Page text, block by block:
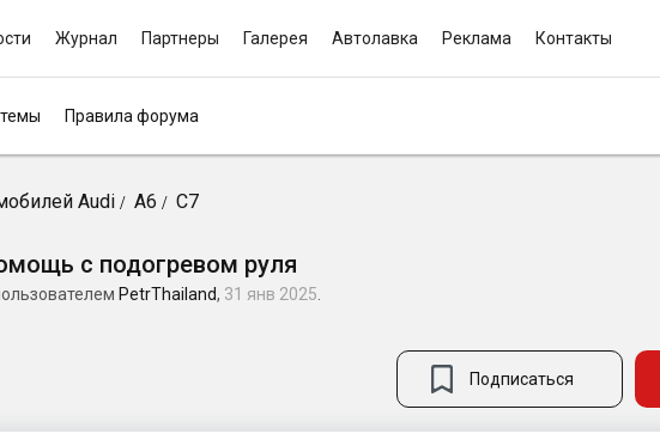
Правила форума
Журнал Партнеры Галерея Автолавка Реклама Контакты
Audi A6 C7
с подогревом руля
PetrThailand, 31 янв 2025
Подписаться